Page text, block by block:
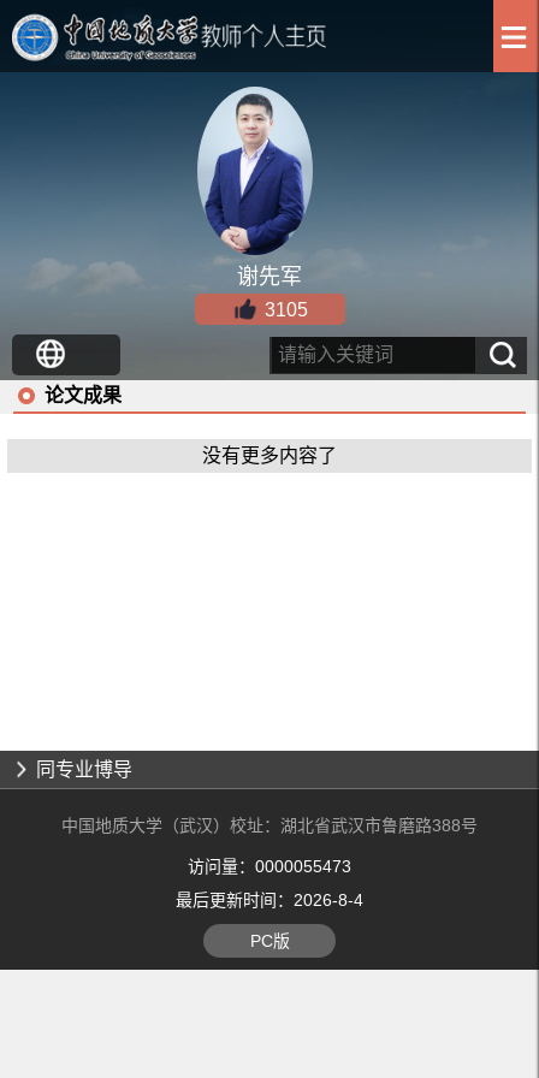
谢先军
3105
论文成果
没有更多内容了
同专业博导
中国地质大学（武汉）校址：湖北省武汉市鲁磨路388号
访问量： 0000055473
最后更新时间： 2026-8-4
PC版